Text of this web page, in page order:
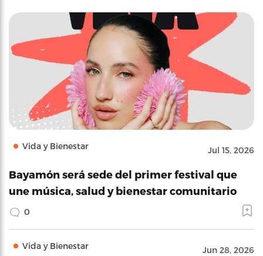
Vida y Bienestar Jul 15, 2026
Bayamón será sede del primer festival que
une música, salud y bienestar comunitario
0
Vida y Bienestar Jun 28, 2026